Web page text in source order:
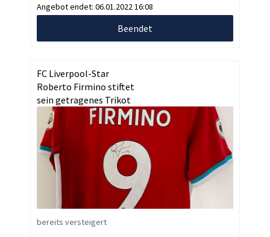
Angebot endet: 06.01.2022 16:08
Beendet
FC Liverpool-Star
Roberto Firmino stiftet
sein getragenes Trikot
bereits versteigert